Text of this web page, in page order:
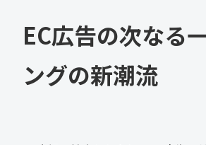
EC広告の次なる
ングの新潮流